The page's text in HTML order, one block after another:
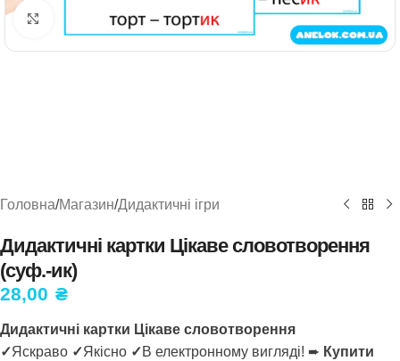
Натисніть, щоб збільшити
Головна/Магазин/Дидактичні ігри
Дидактичні картки Цікаве словотворення
(суф.-ик)
28,00 ₴
Дидактичні картки Цікаве словотворення
✓Яскраво ✓Якісно ✓В електронному вигляді! ➨ Купити